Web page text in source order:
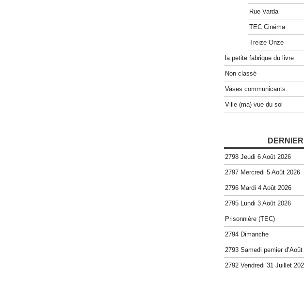
Rue Varda
TEC Cinéma
Treize Onze
la petite fabrique du livre
Non classé
Vases communicants
Ville (ma) vue du sol
2798 Jeudi 6 Août 2026
2797 Mercredi 5 Août 2026
2796 Mardi 4 Août 2026
2795 Lundi 3 Août 2026
Prisonnière (TEC)
2794 Dimanche
2793 Samedi pemier
2792 Vendredi 31 Juillet